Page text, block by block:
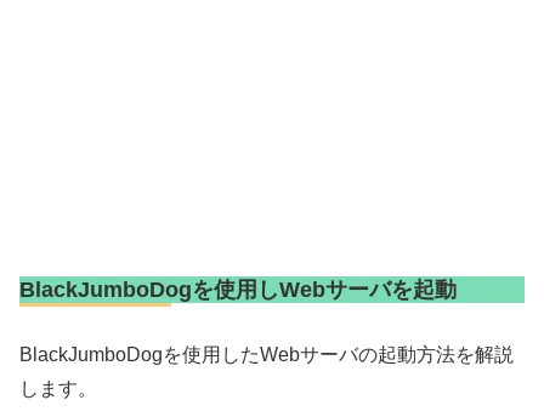
BlackJumboDogを使用しWebサーバを起動
BlackJumboDogを使用したWebサーバの起動方法を解説
します。